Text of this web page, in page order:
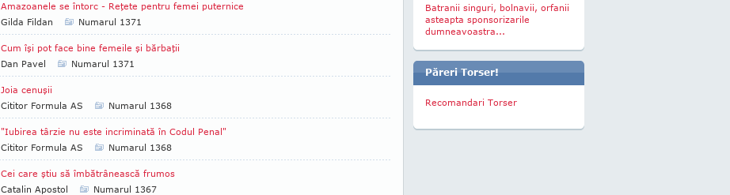
Amazoanele se întorc - Reţete pentru femei puternice
Gilda Fildan
Numarul 1371
Cum îşi pot face bine femeile şi bărbaţii
Dan Pavel
Numarul 1371
Joia cenuşii
Cititor Formula AS
Numarul 1368
"Iubirea târzie nu este incriminată în Codul Penal"
Cititor Formula AS
Numarul 1368
Cei care ştiu să îmbătrânească frumos
Catalin Apostol
Numarul 1367
Batranii singuri, bolnavii, orfanii
asteapta sponsorizarile
dumneavoastra...
Păreri Torser!
Recomandari Torser